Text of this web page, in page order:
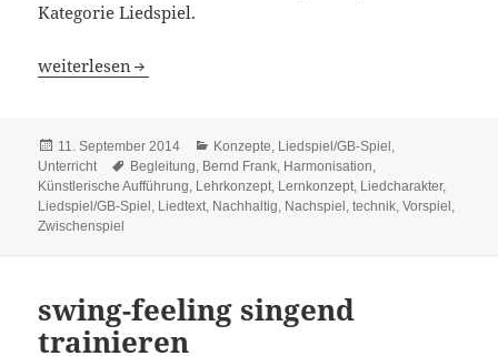
Kategorie Liedspiel.
LIEDSPIEL: Nachhaltiges Lern-/Lehrkonzept
weiterlesen
Veröffentlicht
am
11. September 2014 Kategorien
Konzepte Liedspiel/GB-Spiel
Unterricht
Schlagwörter
Begleitung Bernd Frank Harmonisation
Künstlerische Aufführung Lehrkonzept Lernkonzept Liedcharakter,
Liedspiel/GB-Spiel Liedtext Nachhaltig Nachspiel ,technik ,Vorspiel
Zwischenspiel
swing-feeling singend
trainieren